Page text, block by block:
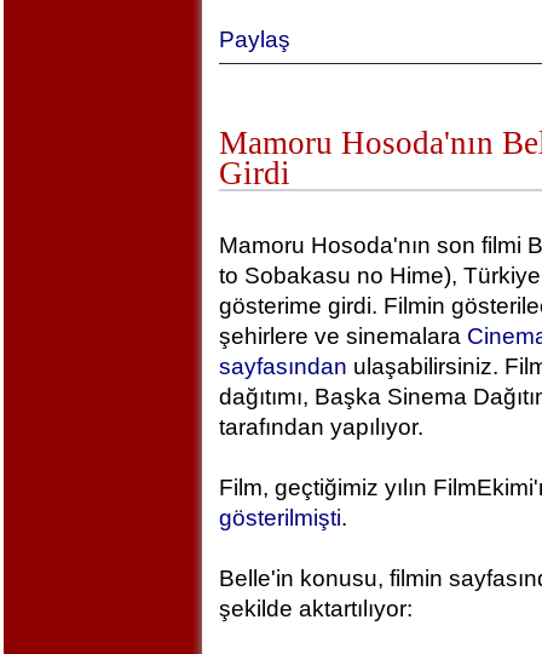
Paylaş
Mamoru Hosoda'nın
Girdi
Mamoru Hosoda'nın son filmi
to Sobakasu no Hime),
gösterime girdi. Filmin
şehirlere ve sinemalara
sayfasından ulaşabilirsiniz.
dağıtımı, Başka Sinema
tarafından yapılıyor.
Film, geçtiğimiz yılın
gösterilmişti.
Belle'in konusu, filmin
şekilde aktartılıyor: